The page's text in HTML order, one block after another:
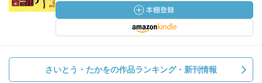
さいとう・たかをの作品ランキング・新刊情報